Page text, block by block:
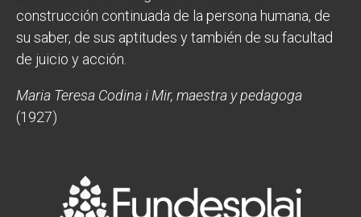
construcción continuada de la persona humana, de
su saber, de sus aptitudes y también de su facultad
de juicio y acción.
Maria Teresa Codina i Mir, maestra y pedagoga
(1927)